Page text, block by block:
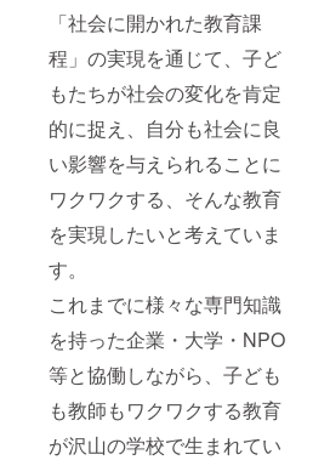
「社会に開かれた教育課
程」の実現を通じて、子ど
もたちが社会の変化を肯定
的に捉え、自分も社会に良
い影響を与えられることに
ワクワクする、そんな教育
を実現したいと考えていま
す。
これまでに様々な専門知識
を持った企業・大学・NPO
等と協働しながら、子ども
も教師もワクワクする教育
が沢山の学校で生まれてい